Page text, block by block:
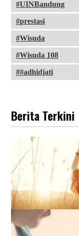
UINBandung
prestasi
Wisuda
Wisuda 108
#adhidjati
Berita Terkini